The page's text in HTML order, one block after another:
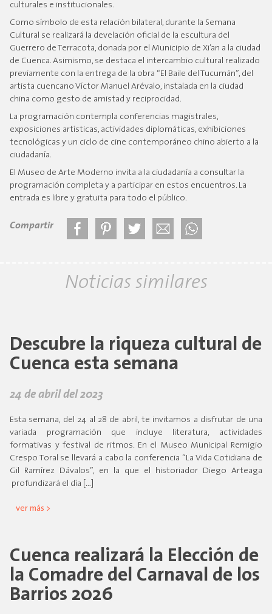
culturales e institucionales.
Como símbolo de esta relación bilateral, durante la Semana
Cultural se realizará la develación oficial de la escultura del
Guerrero de Terracota, donada por el Municipio de Xi’an a la ciudad
de Cuenca. Asimismo, se destaca el intercambio cultural realizado
previamente con la entrega de la obra “El Baile del Tucumán”, del
artista cuencano Víctor Manuel Arévalo, instalada en la ciudad
china como gesto de amistad y reciprocidad.
La programación contempla conferencias magistrales,
exposiciones artísticas, actividades diplomáticas, exhibiciones
tecnológicas y un ciclo de cine contemporáneo chino abierto a la
ciudadanía.
El Museo de Arte Moderno invita a la ciudadanía a consultar la
programación completa y a participar en estos encuentros. La
entrada es libre y gratuita para todo el público.
Compartir
Noticias similares
Descubre la riqueza cultural de
Cuenca esta semana
24 de abril del 2023
Esta semana, del 24 al 28 de abril, te invitamos a disfrutar de una
variada programación que incluye literatura, actividades
formativas y festival de ritmos. En el Museo Municipal Remigio
Crespo Toral se llevará a cabo la conferencia “La Vida Cotidiana de
Gil Ramírez Dávalos”, en la que el historiador Diego Arteaga
profundizará el día […]
ver más >
Cuenca realizará la Elección de
la Comadre del Carnaval de los
Barrios 2026